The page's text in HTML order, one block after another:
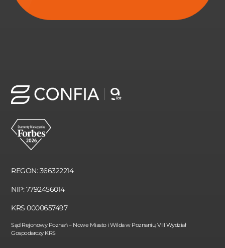
REGON: 366322214
NIP: 7792456014
KRS 0000657497
Sąd Rejonowy Poznań – Nowe Miasto i Wilda w Poznaniu, VIII Wydział
Gospodarczy KRS